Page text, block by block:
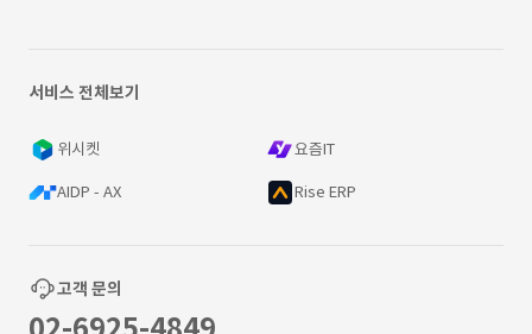
서비스 전체보기
위시켓 요즘IT
AIDP - AX Rise ERP
고객 문의